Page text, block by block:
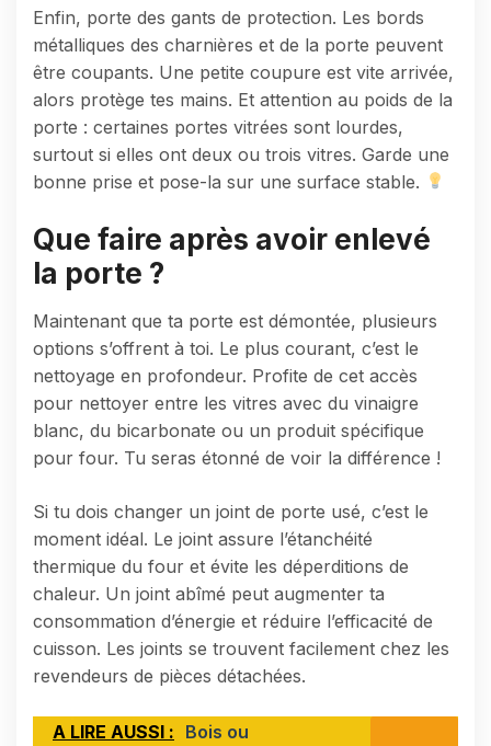
Enfin, porte des gants de protection. Les bords
métalliques des charnières et de la porte peuvent
être coupants. Une petite coupure est vite arrivée,
alors protège tes mains. Et attention au poids de la
porte : certaines portes vitrées sont lourdes,
surtout si elles ont deux ou trois vitres. Garde une
bonne prise et pose-la sur une surface stable.
Que faire après avoir enlevé
la porte ?
Maintenant que ta porte est démontée, plusieurs
options s’offrent à toi. Le plus courant, c’est le
nettoyage en profondeur. Profite de cet accès
pour nettoyer entre les vitres avec du vinaigre
blanc, du bicarbonate ou un produit spécifique
pour four. Tu seras étonné de voir la différence !
Si tu dois changer un joint de porte usé, c’est le
moment idéal. Le joint assure l’étanchéité
thermique du four et évite les déperditions de
chaleur. Un joint abîmé peut augmenter ta
consommation d’énergie et réduire l’efficacité de
cuisson. Les joints se trouvent facilement chez les
revendeurs de pièces détachées.
A LIRE AUSSI : Bois ou